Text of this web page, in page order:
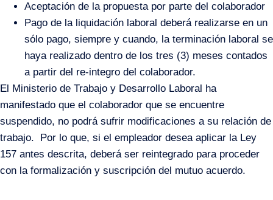
Aceptación de la propuesta por parte del colaborador
Pago de la liquidación laboral deberá realizarse en un
sólo pago, siempre y cuando, la terminación laboral se
haya realizado dentro de los tres (3) meses contados
a partir del re-integro del colaborador.
El Ministerio de Trabajo y Desarrollo Laboral ha
manifestado que el colaborador que se encuentre
suspendido, no podrá sufrir modificaciones a su relación de
trabajo. Por lo que, si el empleador desea aplicar la Ley
157 antes descrita, deberá ser reintegrado para proceder
con la formalización y suscripción del mutuo acuerdo.